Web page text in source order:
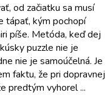
od začiatku sa musí
tápať, kým pochopí
píše. Metóda, keď dej
puzzle nie je
nie je samoúčelná. Je
faktu, že pri dopravnej
predtým vyhorel ...